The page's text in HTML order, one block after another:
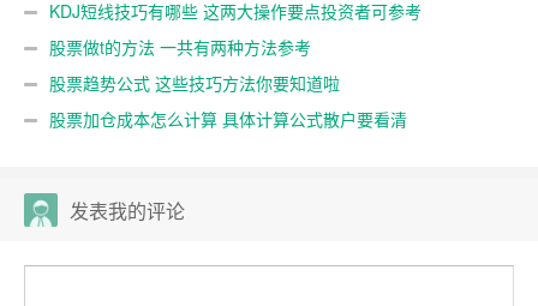
KDJ短线技巧有哪些 这两大操作要点投资者可参考
股票做t的方法 一共有两种方法参考
股票趋势公式 这些技巧方法你要知道啦
股票加仓成本怎么计算 具体计算公式散户要看清
发表我的评论